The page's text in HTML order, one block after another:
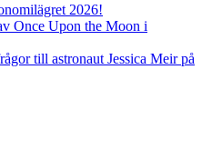
2026!
Once Upon the Moon i
till astronaut Jessica Meir på